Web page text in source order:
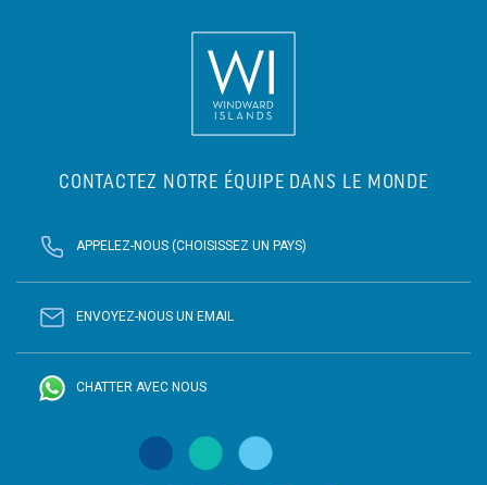
CONTACTEZ NOTRE ÉQUIPE DANS LE MONDE
APPELEZ-NOUS (CHOISISSEZ UN PAYS)
ENVOYEZ-NOUS UN EMAIL
CHATTER AVEC NOUS